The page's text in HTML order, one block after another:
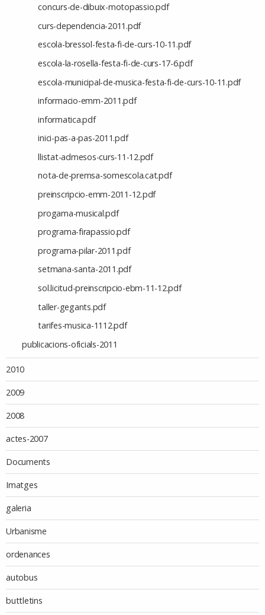
concurs-de-dibuix-motopassio.pdf
curs-dependencia-2011.pdf
escola-bressol-festa-fi-de-curs-10-11.pdf
escola-la-rosella-festa-fi-de-curs-17-6.pdf
escola-municipal-de-musica-festa-fi-de-curs-10-11.pdf
informacio-emm-2011.pdf
informatica.pdf
inici-pas-a-pas-2011.pdf
llistat-admesos-curs-11-12.pdf
nota-de-premsa-somescola.cat.pdf
preinscripcio-emm-2011-12.pdf
progama-musical.pdf
programa-firapassio.pdf
programa-pilar-2011.pdf
setmana-santa-2011.pdf
sol.licitud-preinscripcio-ebm-11-12.pdf
taller-gegants.pdf
tarifes-musica-1112.pdf
publicacions-oficials-2011
2010
2009
2008
actes-2007
Documents
Imatges
galeria
Urbanisme
ordenances
autobus
buttletins